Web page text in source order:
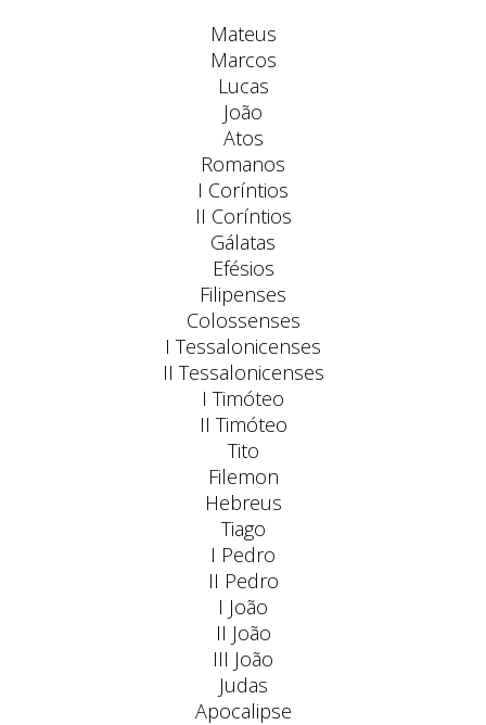
Mateus
Marcos
Lucas
João
Atos
Romanos
I Coríntios
II Coríntios
Gálatas
Efésios
Filipenses
Colossenses
I Tessalonicenses
II Tessalonicenses
I Timóteo
II Timóteo
Tito
Filemon
Hebreus
Tiago
I Pedro
II Pedro
I João
II João
III João
Judas
Apocalipse